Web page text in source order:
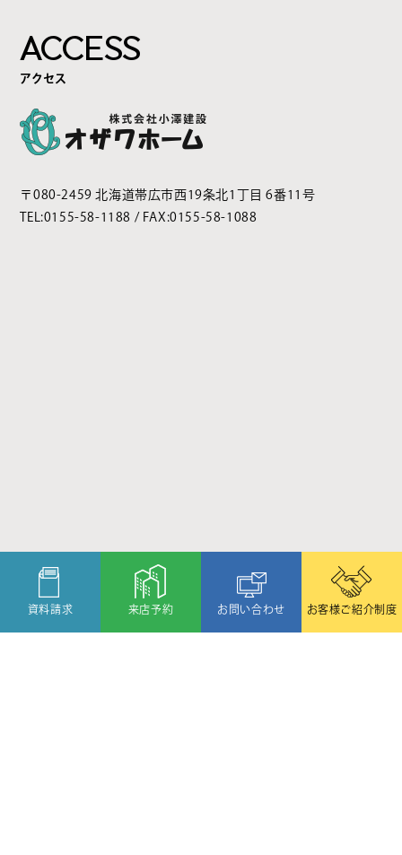
資料請求 来店予約 お問い合わせ お客様ご紹介制度
ACCESS
アクセス
〒080-2459 北海道帯広市西19条北1丁目 6番11号
TEL:0155-58-1188 / FAX:0155-58-1088